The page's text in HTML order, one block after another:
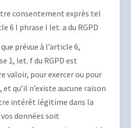
consentement exprès tel
6 I phrase I let. a du RGPD
prévue à l’article 6,
1, let. f du RGPD est
valoir, pour exercer ou pour
qu’il n’existe aucune raison
intérêt légitime dans la
données soit